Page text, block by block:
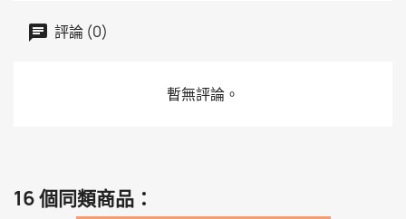
評論 (0)
暫無評論。
16 個同類商品：